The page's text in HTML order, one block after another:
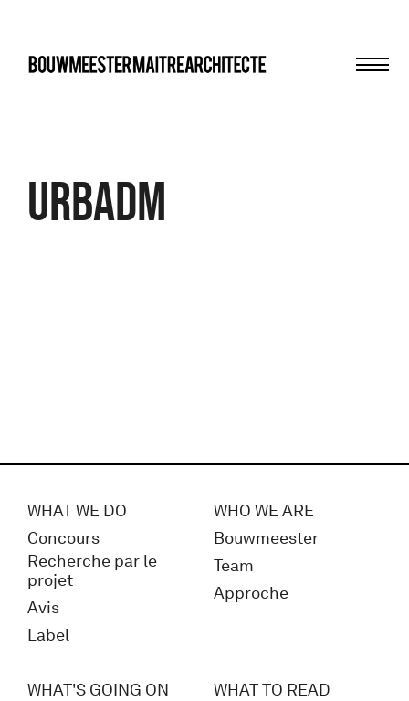
UrbAdm
WHAT WE DO
Concours
Recherche par le
projet
Avis
Label
WHO WE ARE
Bouwmeester
Team
Approche
WHAT'S GOING ON
WHAT TO READ